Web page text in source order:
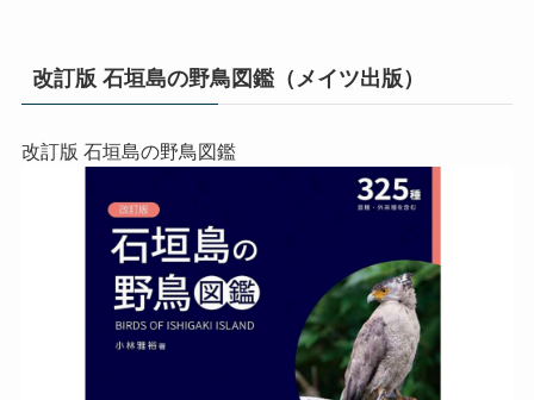
改訂版 石垣島の野鳥図鑑（メイツ出版）
改訂版 石垣島の野鳥図鑑